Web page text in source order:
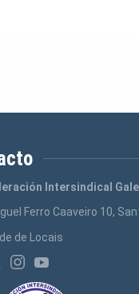
Intersindical
Ferro Caaveiro 10,
de Locais